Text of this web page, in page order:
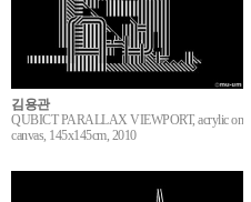
김용관
QUBICT PARALLAX VIEWPORT, acrylic on
canvas, 145x145cm, 2010